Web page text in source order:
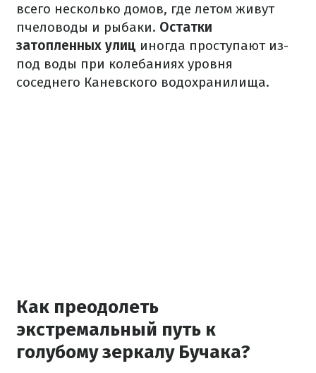
всего несколько домов, где летом живут
пчеловоды и рыбаки. Остатки
затопленных улиц иногда проступают из-
под воды при колебаниях уровня
соседнего Каневского водохранилища.
Как преодолеть
экстремальный путь к
голубому зеркалу Бучака?